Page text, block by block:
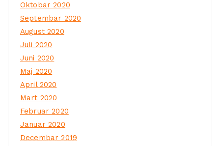
Oktobar 2020
Septembar 2020
August 2020
Juli 2020
Juni 2020
Maj 2020
April 2020
Mart 2020
Februar 2020
Januar 2020
Decembar 2019